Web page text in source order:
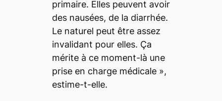
primaire. Elles peuvent avoir
des nausées, de la diarrhée.
Le naturel peut être assez
invalidant pour elles. Ça
mérite à ce moment-là une
prise en charge médicale »,
estime-t-elle.